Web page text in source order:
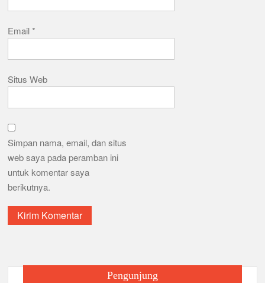
Email*
Situs Web
Simpan nama, email, dan situs
web saya pada peramban ini
untuk komentar saya
berikutnya.
Pengunjung